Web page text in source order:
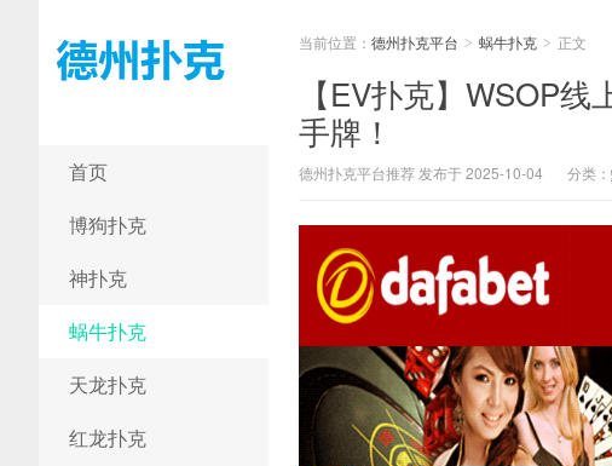
德州扑克平台
首页
博狗扑克
神扑克
蜗牛扑克
天龙扑克
红龙扑克
当前位置： 德州扑克平台 > 蜗牛扑克 > 正文
【EV扑克】WSOP
手牌！
德州扑克平台推荐 发布于 2025-10-04 分类：